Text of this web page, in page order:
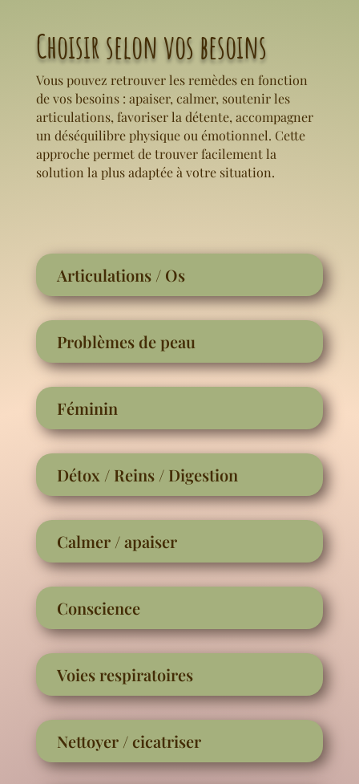
Choisir selon vos besoins
Vous pouvez retrouver les remèdes en fonction
de vos besoins : apaiser, calmer, soutenir les
articulations, favoriser la détente, accompagner
un déséquilibre physique ou émotionnel. Cette
approche permet de trouver facilement la
solution la plus adaptée à votre situation.
Articulations / Os
Problèmes de peau
Féminin
Détox / Reins / Digestion
Calmer / apaiser
Conscience
Voies respiratoires
Nettoyer / cicatriser